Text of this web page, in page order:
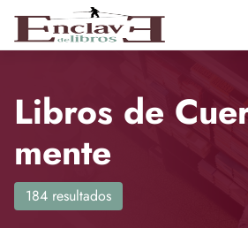
Saltar al contenido principal
Libros de
mente
184 resultados